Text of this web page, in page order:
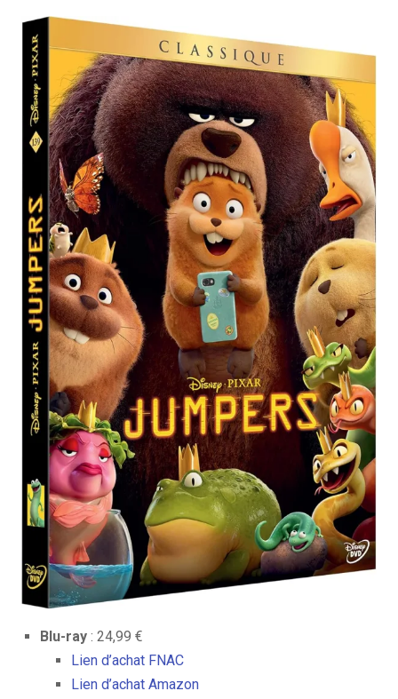
Blu-ray : 24,99 €
Lien d’achat FNAC
Lien d’achat Amazon